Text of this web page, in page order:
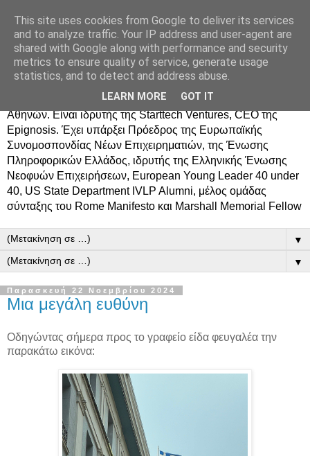
Δημήτρης Τσίγκος
Ο Δημήτρης Τσίγκος γεννήθηκε στον Ασπρόπυργο.
Σπούδασε Επιστήμη Υπολογιστών στο Πανεπιστήμιο
Κρήτης, πήρε MBA από το Οικονομικό Πανεπιστήμιο
Αθηνών. Είναι ιδρυτής της Starttech Ventures, CEO της
Epignosis. Έχει υπάρξει Πρόεδρος της Ευρωπαϊκής
Συνομοσπονδίας Νέων Επιχειρηματιών, της Ένωσης
Πληροφορικών Ελλάδος, ιδρυτής της Ελληνικής Ένωσης
Νεοφυών Επιχειρήσεων, European Young Leader 40 under
40, US State Department IVLP Alumni, μέλος ομάδας
σύνταξης του Rome Manifesto και Marshall Memorial Fellow
▼
▼
Παρασκευή 22 Νοεμβρίου 2024
Μια μεγάλη ευθύνη
Οδηγώντας σήμερα προς το γραφείο είδα φευγαλέα την
παρακάτω εικόνα:
This site uses cookies from Google to deliver its services
and to analyze traffic. Your IP address and user-agent are
shared with Google along with performance and security
metrics to ensure quality of service, generate usage
statistics, and to detect and address abuse.
LEARN MORE GOT IT